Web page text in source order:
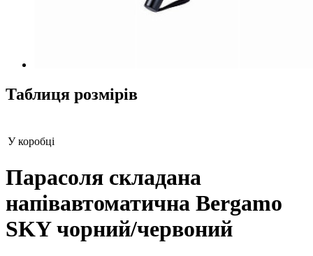
Таблиця розмірів
У коробці
Парасоля складана
напівавтоматична Bergamo
SKY чорний/червоний